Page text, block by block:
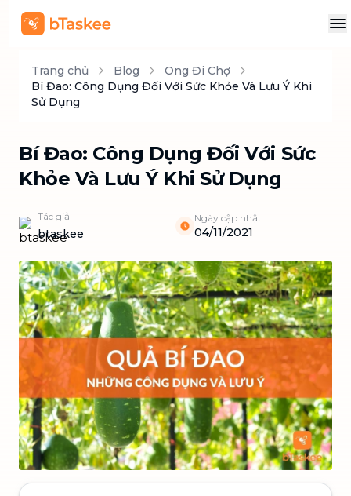
Trang chủ Blog
Ong Đi Chợ
Bí Đao: Công Dụng Đối Với Sức Khỏe Và Lưu Ý Khi
Sử Dụng
Bí Đao: Công Dụng Đối Với Sức
Khỏe Và Lưu Ý Khi Sử Dụng
Tác giả
btaskee
Ngày cập nhật
04/11/2021